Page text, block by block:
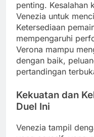
penting. Kesalahan
Venezia untuk
Ketersediaan
mempengaruhi
Verona mampu
dengan baik,
pertandingan
Kekuatan dan
Duel Ini
Venezia tampil